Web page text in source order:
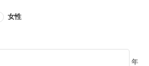
女性
年